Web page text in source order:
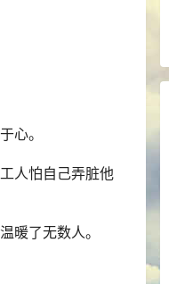
心。
人怕自己弄脏他
暖了无数人。